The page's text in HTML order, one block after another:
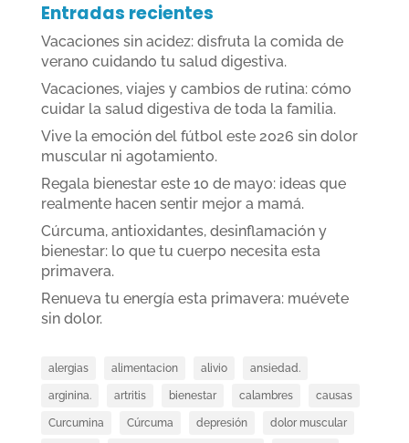
Entradas recientes
Vacaciones sin acidez: disfruta la comida de
verano cuidando tu salud digestiva.
Vacaciones, viajes y cambios de rutina: cómo
cuidar la salud digestiva de toda la familia.
Vive la emoción del fútbol este 2026 sin dolor
muscular ni agotamiento.
Regala bienestar este 10 de mayo: ideas que
realmente hacen sentir mejor a mamá.
Cúrcuma, antioxidantes, desinflamación y
bienestar: lo que tu cuerpo necesita esta
primavera.
Renueva tu energía esta primavera: muévete
sin dolor.
alergias alimentacion alivio ansiedad.
arginina. artritis bienestar calambres causas
Curcumina Cúrcuma depresión dolor muscular